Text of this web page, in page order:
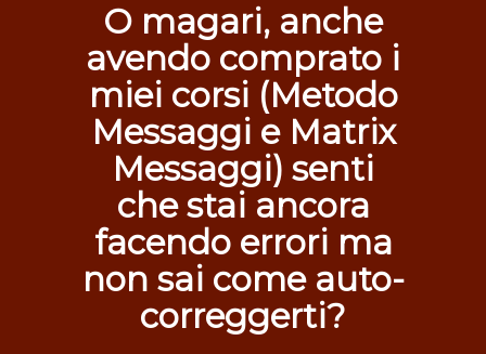
O magari, anche
avendo comprato i
miei corsi (Metodo
Messaggi e Matrix
Messaggi) senti
che stai ancora
facendo errori ma
non sai come auto-
correggerti?